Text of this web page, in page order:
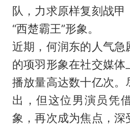
队，力求原样复刻战甲
“西楚霸王”形象。
近期，何润东的人气急
的项羽形象在社交媒体
播放量高达数十亿次。
出，但这位男演员凭
象，再次成为焦点，深